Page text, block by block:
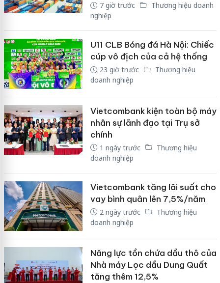
7 giờ trước
Thương hiệu doanh
nghiệp
U11 CLB Bóng đá Hà Nội: Chiếc
cúp vô địch của cả hệ thống
23 giờ trước
Thương hiệu
doanh nghiệp
Vietcombank kiện toàn bộ máy
nhân sự lãnh đạo tại Trụ sở
chính
1 ngày trước
Thương hiệu
doanh nghiệp
Vietcombank tăng lãi suất cho
vay bình quân lên 7,5%/năm
2 ngày trước
Thương hiệu
doanh nghiệp
Năng lực tồn chứa dầu thô của
Nhà máy Lọc dầu Dung Quất
tăng thêm 12,5%